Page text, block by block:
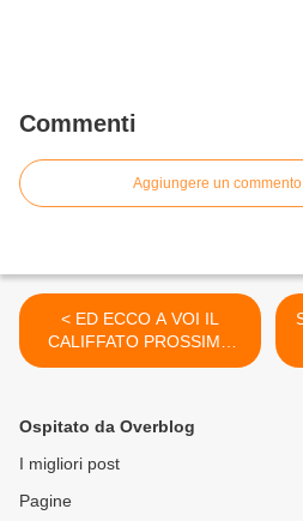
Commenti
Aggiungere un commento
< ED ECCO A VOI IL
CALIFFATO PROSSIMO
VENTURO.... Questa
Ospitato da Overblog
I migliori post
Pagine